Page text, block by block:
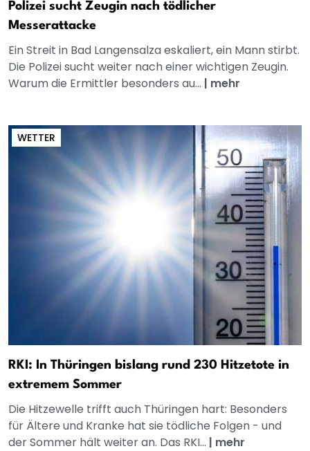
Polizei sucht Zeugin nach tödlicher
Messerattacke
Ein Streit in Bad Langensalza eskaliert, ein Mann stirbt.
Die Polizei sucht weiter nach einer wichtigen Zeugin.
Warum die Ermittler besonders au... | mehr
WETTER
RKI: In Thüringen bislang rund 230 Hitzetote in
extremem Sommer
Die Hitzewelle trifft auch Thüringen hart: Besonders
für Ältere und Kranke hat sie tödliche Folgen - und
der Sommer hält weiter an. Das RKI... | mehr